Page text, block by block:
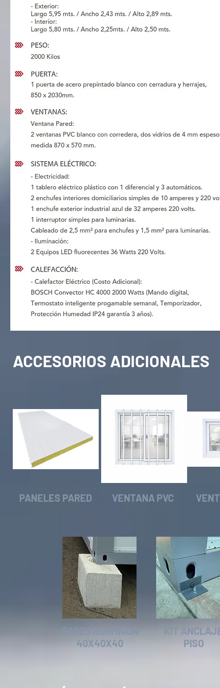
ACCESORIOS ADICIONALES
PANELES PARED VENTANA PVC
40X40X40
KIT
PISO